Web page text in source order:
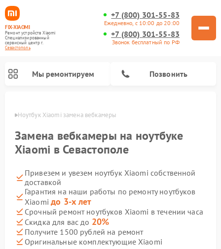
FIX-XIAOMI
Ремонт устройств Xiaomi
Специализированный
cервисный центр г.
Севастополь
+7 (800) 301-55-83
Ежедневно, с 10:00 до 20:00
+7 (800) 301-55-83
Звонок бесплатный по РФ
Мы ремонтируем Позвонить
Ноутбук Xiaomi замена вебкамеры
Замена вебкамеры на ноутбуке
Xiaomi в Севастополе
Привезем и увезем ноутбук Xiaomi собственной
доставкой
Гарантия на наши работы по ремонту ноутбуков
Xiaomiдо 3-х лет
Срочный ремонт ноутбуков Xiaomi в течении часа
Скидка для вас до 20%
Получите 1500 рублей на ремонт
Оригинальные комплектующие Xiaomi